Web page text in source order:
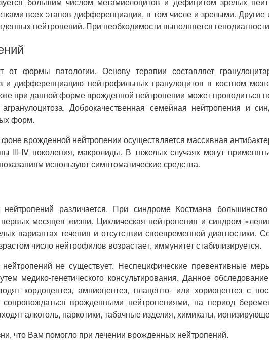
всех этапов дифференциации, в том числе и зрелыми.
нейтропений. При необходимости выполняется
от формы патологии. Основу терапии составляет
и дифференциацию нейтрофильных гранулоцитов в костном
при данной форме врожденной нейтропении может проводиться
Доброкачественная семейная нейтропения и
форм.
врожденной нейтропении осуществляется массивная
III-IV поколения, макролиды. В тяжелых случаях могут
используют симптоматические средства.
различается. При синдроме Костмана
месяцев жизни. Циклическая нейтропения и синдром
вариантах течения и отсутствии своевременной диагностики.
число нейтрофилов возрастает, иммунитет стабилизируется.
не существует. Неспецифические превентивные
медико-генетического консультирования. Данное
кордоцентез, амниоцентез, плаценто- или хориоцентез с
врожденными нейтропениями, на период
алкоголь, наркотики, табачные изделия, химикаты,
что Вам помогло при лечении врожденных нейтропений.